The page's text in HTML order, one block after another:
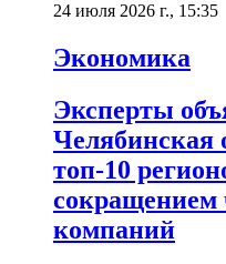
24 июля 2026 г., 15:35
Экономика
Эксперты
Челябинская
топ-10
сокращением
компаний